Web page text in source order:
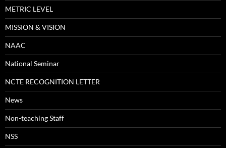
METRIC LEVEL
MISSION & VISION
NAAC
National Seminar
NCTE RECOGNITION LETTER
News
Non-teaching Staff
NSS